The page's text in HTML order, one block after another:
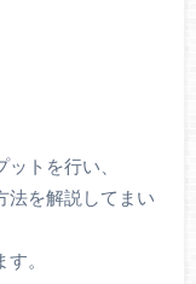
トを行い、
法を解説してまい
。